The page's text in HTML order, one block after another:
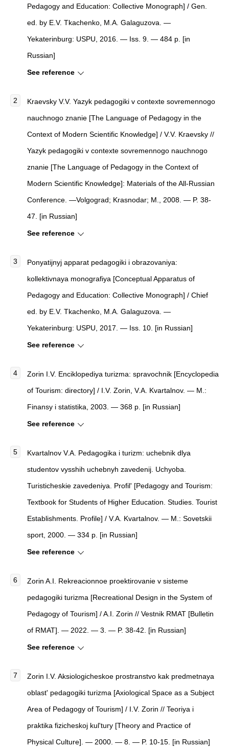
Pedagogy and Education: Collective Monograph] / Gen.
ed. by E.V. Tkachenko, M.A. Galaguzova. —
Yekaterinburg: USPU, 2016. — Iss. 9. — 484 p. [in
Russian]
See reference
Kraevsky V.V. Yazyk pedagogiki v contexte sovremennogo
nauchnogo znanie [The Language of Pedagogy in the
Context of Modern Scientific Knowledge] / V.V. Kraevsky //
Yazyk pedagogiki v contexte sovremennogo nauchnogo
znanie [The Language of Pedagogy in the Context of
Modern Scientific Knowledge]: Materials of the All-Russian
Conference. —Volgograd; Krasnodar; M., 2008. — P. 38-
47. [in Russian]
See reference
Ponyatijnyj apparat pedagogiki i obrazovaniya:
kollektivnaya monografiya [Conceptual Apparatus of
Pedagogy and Education: Collective Monograph] / Chief
ed. by E.V. Tkachenko, M.A. Galaguzova. —
Yekaterinburg: USPU, 2017. — Iss. 10. [in Russian]
See reference
Zorin I.V. Enciklopediya turizma: spravochnik [Encyclopedia
of Tourism: directory] / I.V. Zorin, V.A. Kvartalnov. — M.:
Finansy i statistika, 2003. — 368 p. [in Russian]
See reference
Kvartalnov V.A. Pedagogika i turizm: uchebnik dlya
studentov vysshih uchebnyh zavedenij. Uchyoba.
Turisticheskie zavedeniya. Profil' [Pedagogy and Tourism:
Textbook for Students of Higher Education. Studies. Tourist
Establishments. Profile] / V.A. Kvartalnov. — M.: Sovetskii
sport, 2000. — 334 p. [in Russian]
See reference
Zorin A.I. Rekreacionnoe proektirovanie v sisteme
pedagogiki turizma [Recreational Design in the System of
Pedagogy of Tourism] / A.I. Zorin // Vestnik RMAT [Bulletin
of RMAT]. — 2022. — 3. — P. 38-42. [in Russian]
See reference
Zorin I.V. Aksiologicheskoe prostranstvo kak predmetnaya
oblast' pedagogiki turizma [Axiological Space as a Subject
Area of Pedagogy of Tourism] / I.V. Zorin // Teoriya i
praktika fizicheskoj kul'tury [Theory and Practice of
Physical Culture]. — 2000. — 8. — P. 10-15. [in Russian]